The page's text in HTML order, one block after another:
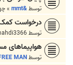
توسط&mmt
»
درخواست
توسط
هواپیماهای
توسطMAN